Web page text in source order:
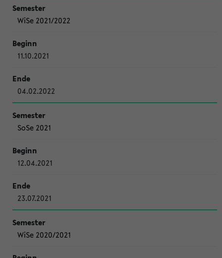
WiSe 2021/2022
11.10.2021
04.02.2022
SoSe 2021
12.04.2021
23.07.2021
WiSe 2020/2021